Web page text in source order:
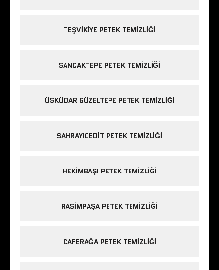
TEŞVIKIYE PETEK TEMIZLIĞI
SANCAKTEPE PETEK TEMIZLIĞI
ÜSKÜDAR GÜZELTEPE PETEK TEMIZLIĞI
SAHRAYICEDIT PETEK TEMIZLIĞI
HEKIMBAŞI PETEK TEMIZLIĞI
RASIMPAŞA PETEK TEMIZLIĞI
CAFERAĞA PETEK TEMIZLIĞI